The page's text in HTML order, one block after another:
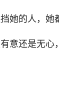
她的人，她
意还是无心